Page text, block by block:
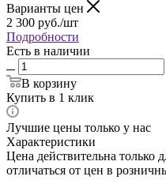
Варианты цен
2 300 руб./шт
Подробности
Есть в наличии
В корзину
Купить в 1 клик
Лучшие цены только у нас
Характеристики
Цена действительна только
отличаться от цен в